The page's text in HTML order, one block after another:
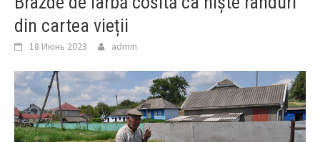
din cartea vieții
18 Июнь 2023 admin